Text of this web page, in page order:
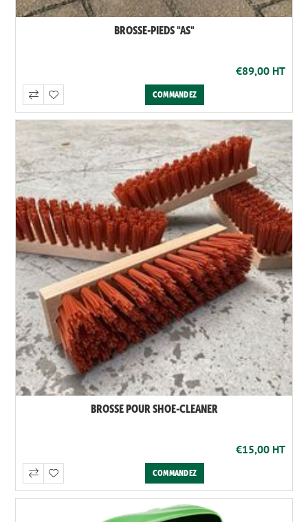
BROSSE-PIEDS "AS"
€89,00 HT
BROSSE POUR SHOE-CLEANER
€15,00 HT